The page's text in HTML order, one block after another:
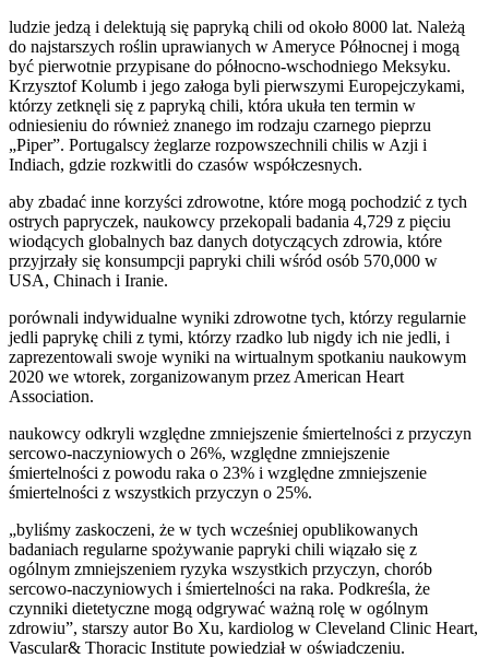
ludzie jedzą i delektują się papryką chili od około 8000 lat. Należą
do najstarszych roślin uprawianych w Ameryce Północnej i mogą
być pierwotnie przypisane do północno-wschodniego Meksyku.
Krzysztof Kolumb i jego załoga byli pierwszymi Europejczykami,
którzy zetknęli się z papryką chili, która ukuła ten termin w
odniesieniu do również znanego im rodzaju czarnego pieprzu
„Piper”. Portugalscy żeglarze rozpowszechnili chilis w Azji i
Indiach, gdzie rozkwitli do czasów współczesnych.
aby zbadać inne korzyści zdrowotne, które mogą pochodzić z tych
ostrych papryczek, naukowcy przekopali badania 4,729 z pięciu
wiodących globalnych baz danych dotyczących zdrowia, które
przyjrzały się konsumpcji papryki chili wśród osób 570,000 w
USA, Chinach i Iranie.
porównali indywidualne wyniki zdrowotne tych, którzy regularnie
jedli paprykę chili z tymi, którzy rzadko lub nigdy ich nie jedli, i
zaprezentowali swoje wyniki na wirtualnym spotkaniu naukowym
2020 we wtorek, zorganizowanym przez American Heart
Association.
naukowcy odkryli względne zmniejszenie śmiertelności z przyczyn
sercowo-naczyniowych o 26%, względne zmniejszenie
śmiertelności z powodu raka o 23% i względne zmniejszenie
śmiertelności z wszystkich przyczyn o 25%.
„byliśmy zaskoczeni, że w tych wcześniej opublikowanych
badaniach regularne spożywanie papryki chili wiązało się z
ogólnym zmniejszeniem ryzyka wszystkich przyczyn, chorób
sercowo-naczyniowych i śmiertelności na raka. Podkreśla, że
czynniki dietetyczne mogą odgrywać ważną rolę w ogólnym
zdrowiu”, starszy autor Bo Xu, kardiolog w Cleveland Clinic Heart,
Vascular& Thoracic Institute powiedział w oświadczeniu.